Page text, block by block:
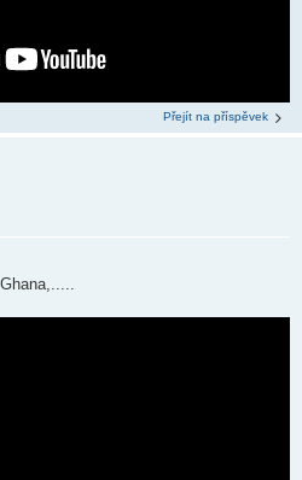
Přejít na příspěvek